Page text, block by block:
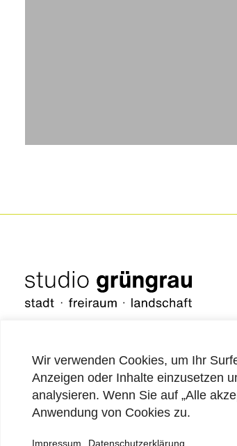
Wir verwenden Cookies, um Ihr
Anzeigen oder Inhalte einzusetzen
analysieren. Wenn Sie auf „Alle
Anwendung von Cookies zu.
Impressum Datenschutzerklärung
düsseldorf
dresden